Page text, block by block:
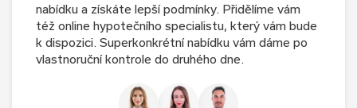
nabídku a získáte lepší podmínky. Přidělíme vám
též online hypotečního specialistu, který vám bude
k dispozici. Superkonkrétní nabídku vám dáme po
vlastnoruční kontrole do druhého dne.